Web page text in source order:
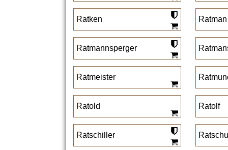
Ratken Ratman
Ratmannsperger
Ratmeister
Ratold Ratolf
Ratschiller